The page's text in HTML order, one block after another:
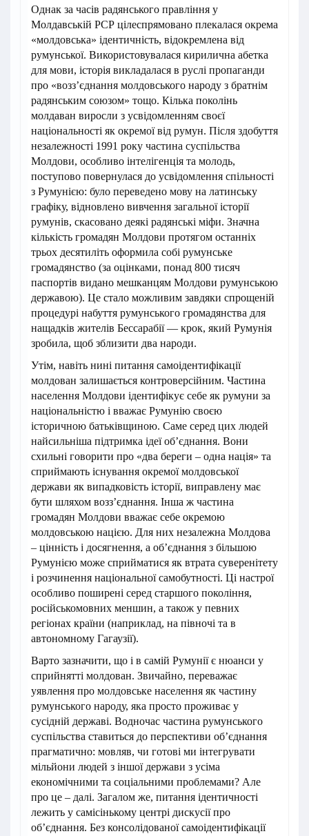
Однак за часів радянського правління у
Молдавській РСР цілеспрямовано плекалася окрема
«молдовська» ідентичність, відокремлена від
румунської. Використовувалася кирилична абетка
для мови, історія викладалася в руслі пропаганди
про «возз’єднання молдовського народу з братнім
радянським союзом» тощо. Кілька поколінь
молдаван виросли з усвідомленням своєї
національності як окремої від румун. Після здобуття
незалежності 1991 року частина суспільства
Молдови, особливо інтелігенція та молодь,
поступово повернулася до усвідомлення спільності
з Румунією: було переведено мову на латинську
графіку, відновлено вивчення загальної історії
румунів, скасовано деякі радянські міфи. Значна
кількість громадян Молдови протягом останніх
трьох десятиліть оформила собі румунське
громадянство (за оцінками, понад 800 тисяч
паспортів видано мешканцям Молдови румунською
державою). Це стало можливим завдяки спрощеній
процедурі набуття румунського громадянства для
нащадків жителів Бессарабії — крок, який Румунія
зробила, щоб зблизити два народи.
Утім, навіть нині питання самоідентифікації
молдован залишається контроверсійним. Частина
населення Молдови ідентифікує себе як румуни за
національністю і вважає Румунію своєю
історичною батьківщиною. Саме серед цих людей
найсильніша підтримка ідеї об’єднання. Вони
схильні говорити про «два береги – одна нація» та
сприймають існування окремої молдовської
держави як випадковість історії, виправлену має
бути шляхом возз’єднання. Інша ж частина
громадян Молдови вважає себе окремою
молдовською нацією. Для них незалежна Молдова
– цінність і досягнення, а об’єднання з більшою
Румунією може сприйматися як втрата суверенітету
і розчинення національної самобутності. Ці настрої
особливо поширені серед старшого покоління,
російськомовних меншин, а також у певних
регіонах країни (наприклад, на півночі та в
автономному Гагаузії).
Варто зазначити, що і в самій Румунії є нюанси у
сприйнятті молдован. Звичайно, переважає
уявлення про молдовське населення як частину
румунського народу, яка просто проживає у
сусідній державі. Водночас частина румунського
суспільства ставиться до перспективи об’єднання
прагматично: мовляв, чи готові ми інтегрувати
мільйони людей з іншої держави з усіма
економічними та соціальними проблемами? Але
про це – далі. Загалом же, питання ідентичності
лежить у самісінькому центрі дискусії про
об’єднання. Без консолідованої самоідентифікації